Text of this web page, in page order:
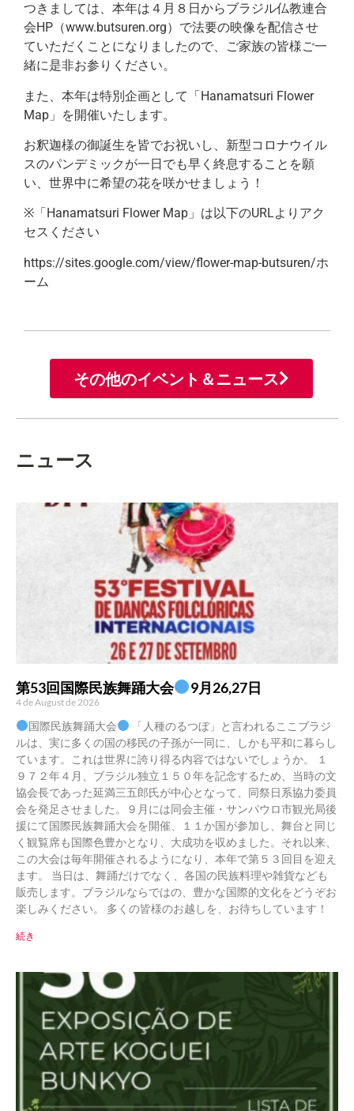
つきましては、本年は４月８日からブラジル仏教連合
会HP（www.butsuren.org）で法要の映像を配信させ
ていただくことになりましたので、ご家族の皆様ご一
緒に是非お参りください。
また、本年は特別企画として「Hanamatsuri Flower
Map」を開催いたします。
お釈迦様の御誕生を皆でお祝いし、新型コロナウイル
スのパンデミックが一日でも早く終息することを願
い、世界中に希望の花を咲かせましょう！
※「Hanamatsuri Flower Map」は以下のURLよりアク
セスください
https://sites.google.com/view/flower-map-butsuren/ホ
ーム
その他のイベント＆ニュース
ニュース
第53回国際民族舞踊大会 9月26,27日
4 de August de 2026
国際民族舞踊大会
「人種のるつぼ」と言われるここブラジ
ルは、実に多くの国の移民の子孫が一同に、しかも平和に暮らし
ています。これは世界に誇り得る内容ではないでしょうか。 １
９７２年４月、ブラジル独立１５０年を記念するため、当時の文
協会長であった延満三五郎氏が中心となって、同祭日系協力委員
会を発足させました。９月には同会主催・サンパウロ市観光局後
援にて国際民族舞踊大会を開催、１１か国が参加し、舞台と同じ
く観覧席も国際色豊かとなり、大成功を収めました。それ以来、
この大会は毎年開催されるようになり、本年で第５３回目を迎え
ます。 当日は、舞踊だけでなく、各国の民族料理や雑貨なども
販売します。ブラジルならではの、豊かな国際的文化をどうぞお
楽しみください。 多くの皆様のお越しを、お待ちしています！
続き